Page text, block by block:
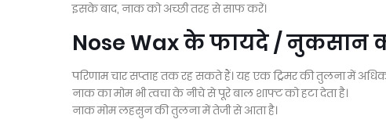
इसके बाद, नाक को अच्छी तरह से साफ करें।
Nose Wax के फायदे / नुकसान
परिणाम चार सप्ताह तक रह सकते हैं। यह एक ट्रिमर की तुलना में
नाक का मोम भी त्वचा के नीचे से पूरे बाल शाफ्ट को हटा देता है।
नाक मोम लहसुन की तुलना में तेजी से आता है।